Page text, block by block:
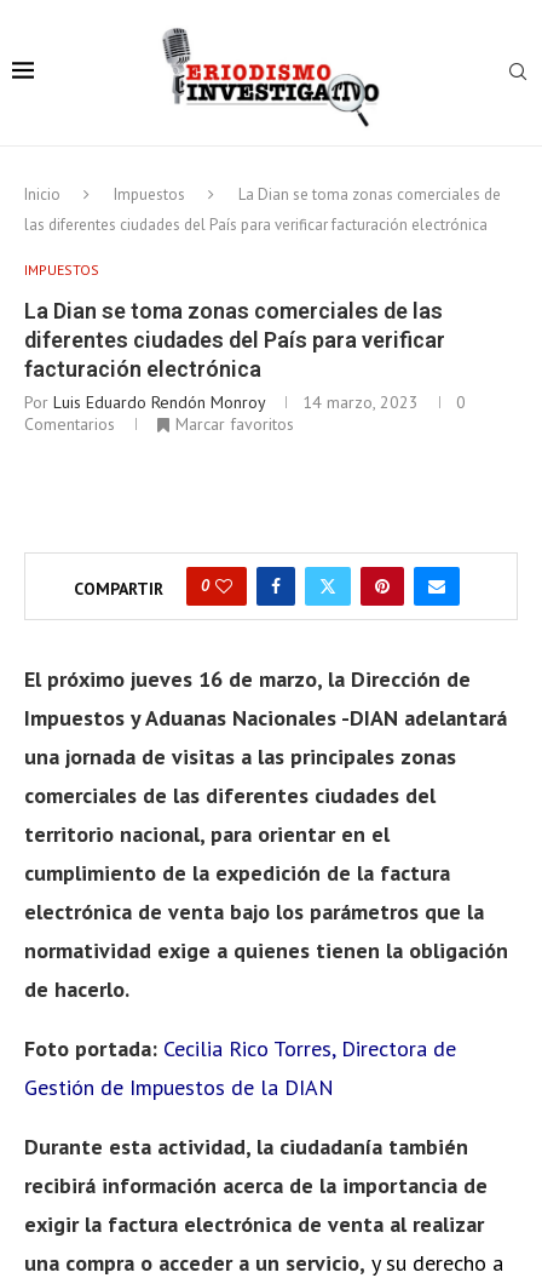
Inicio Impuestos
La Dian se toma zonas comerciales de
las diferentes ciudades del País para verificar facturación electrónica
IMPUESTOS
La Dian se toma zonas comerciales de las
diferentes ciudades del País para verificar
facturación electrónica
Por Luis Eduardo Rendón Monroy 14 marzo, 2023
0
Comentarios
Marcar favoritos
COMPARTIR 0
El próximo jueves 16 de marzo, la Dirección de
Impuestos y Aduanas Nacionales -DIAN adelantará
una jornada de visitas a las principales zonas
comerciales de las diferentes ciudades del
territorio nacional, para orientar en el
cumplimiento de la expedición de la factura
electrónica de venta bajo los parámetros que la
normatividad exige a quienes tienen la obligación
de hacerlo.
Foto portada: Cecilia Rico Torres, Directora de
Gestión de Impuestos de la DIAN
Durante esta actividad, la ciudadanía también
recibirá información acerca de la importancia de
exigir la factura electrónica de venta al realizar
una compra o acceder a un servicio, y su derecho a